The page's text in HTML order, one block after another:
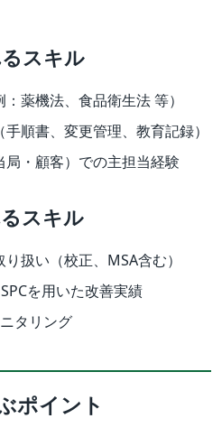
スキル
薬機法、食品衛生法 等）
順書、変更管理、教育記録）
・顧客）での主担当経験
スキル
扱い（校正、MSA含む）
を用いた改善実績
タリング
ポイント